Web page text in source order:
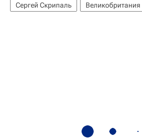
Сергей Скрипаль Великобритания